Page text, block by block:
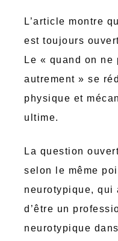
L’article montre
est toujours
Le « quand on ne
autrement » se
physique et
ultime.
La question
selon le même
neurotypique,
d’être un
neurotypique